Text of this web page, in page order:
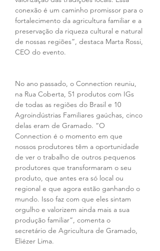
conexão é um caminho promissor para o
fortalecimento da agricultura familiar e a
preservação da riqueza cultural e natural
de nossas regiões”, destaca Marta Rossi,
CEO do evento.
No ano passado, o Connection reuniu,
na Rua Coberta, 51 produtos com IGs
de todas as regiões do Brasil e 10
Agroindústrias Familiares gaúchas, cinco
delas eram de Gramado. “O
Connection é o momento em que
nossos produtores têm a oportunidade
de ver o trabalho de outros pequenos
produtores que transformaram o seu
produto, que antes era só local ou
regional e que agora estão ganhando o
mundo. Isso faz com que eles sintam
orgulho e valorizem ainda mais a sua
produção familiar”, comenta o
secretário de Agricultura de Gramado,
Eliézer Lima.